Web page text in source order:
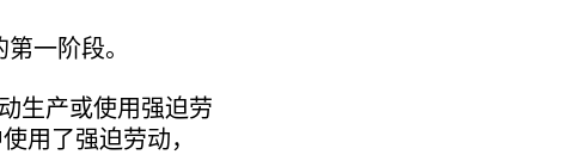
一阶段。
生产或使用强迫劳
用了强迫劳动，